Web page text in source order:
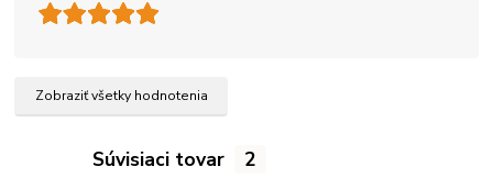
Zobraziť všetky hodnotenia
Súvisiaci tovar 2